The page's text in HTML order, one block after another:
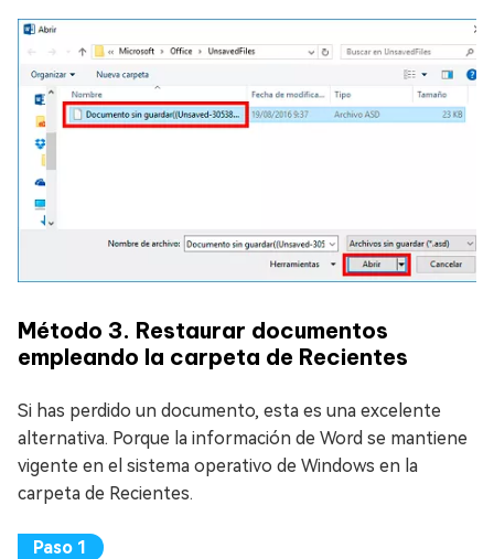
Método 3. Restaurar documentos
empleando la carpeta de Recientes
Si has perdido un documento, esta es una excelente
alternativa. Porque la información de Word se mantiene
vigente en el sistema operativo de Windows en la
carpeta de Recientes.